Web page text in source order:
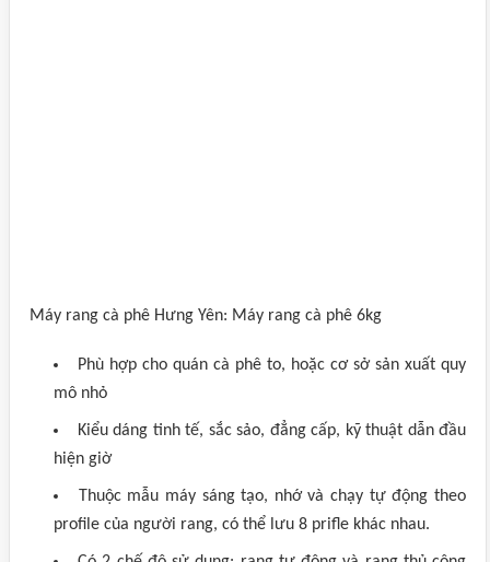
Máy rang cà phê Hưng Yên: Máy rang cà phê 6kg
Phù hợp cho quán cà phê to, hoặc cơ sở sản xuất quy
mô nhỏ
Kiểu dáng tinh tế, sắc sảo, đẳng cấp, kỹ thuật dẫn đầu
hiện giờ
Thuộc mẫu máy sáng tạo, nhớ và chạy tự động theo
profile của người rang, có thể lưu 8 prifle khác nhau.